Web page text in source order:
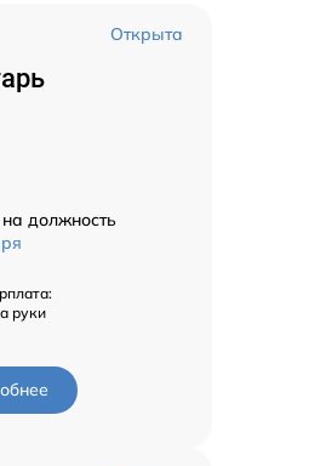
Открыта
должность
руки